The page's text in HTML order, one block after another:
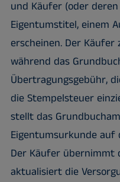
und Käufer (oder
Eigentumstitel, einem
erscheinen. Der
während das
Übertragungsgebühr,
die Stempelsteuer
stellt das
Eigentumsurkunde auf
Der Käufer übernimmt
aktualisiert die